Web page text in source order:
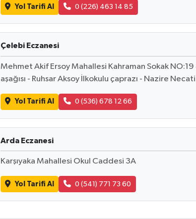
Yol Tarifi Al 0 (226) 463 14 85
Çelebi Eczanesi
Mehmet Akif Ersoy Mahallesi Kahraman Sokak
aşağısı - Ruhsar Aksoy İlkokulu çaprazı - Nazire Necati
Yol Tarifi Al 0 (536) 678 12 66
Arda Eczanesi
Karşıyaka Mahallesi Okul Caddesi 3A
Yol Tarifi Al 0 (541) 771 73 60